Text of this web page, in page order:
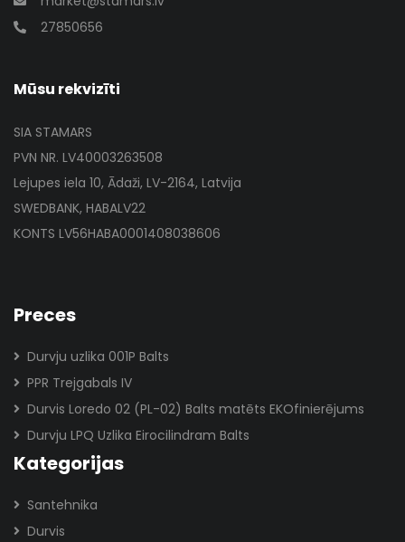
27850656
Mūsu rekvizīti
SIA STAMARS
PVN NR. LV40003263508
Lejupes iela 10, Ādaži, LV-2164, Latvija
SWEDBANK, HABALV22
KONTS LV56HABA0001408038606
Preces
Durvju uzlika 001P Balts
PPR Trejgabals IV
Durvis Loredo 02 (PL-02) Balts matēts EKOfinierējums
Durvju LPQ Uzlika Eirocilindram Balts
Kategorijas
Santehnika
Durvis